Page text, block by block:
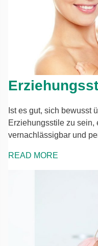
Ist es gut, sich bewusst
Erziehungsstile zu
vernachlässigbar und
READ MORE